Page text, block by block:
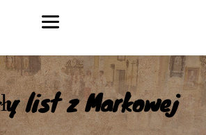
list z Markowej